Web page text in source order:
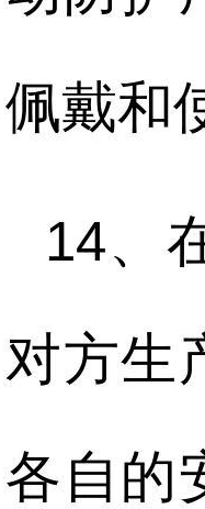
佩戴和
14、
对方生
各自的